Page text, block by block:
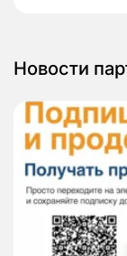
Новости